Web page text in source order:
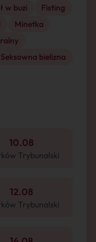
w buzi
Fisting
Minetka
Seksowna bielizna
10.08
Trybunalski
12.08
Trybunalski